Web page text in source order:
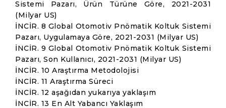
Sistemi Pazarı, Ürün Türüne Göre, 2021-2031
(Milyar US)
İNCİR. 8 Global Otomotiv Pnömatik Koltuk Sistemi
Pazarı, Uygulamaya Göre, 2021-2031 (Milyar US)
İNCİR. 9 Global Otomotiv Pnömatik Koltuk Sistemi
Pazarı, Son Kullanıcı, 2021-2031 (Milyar US)
İNCİR. 10 Araştırma Metodolojisi
İNCİR. 11 Araştırma Süreci
İNCİR. 12 aşağıdan yukarıya yaklaşım
İNCİR. 13 En Alt Yabancı Yaklaşım